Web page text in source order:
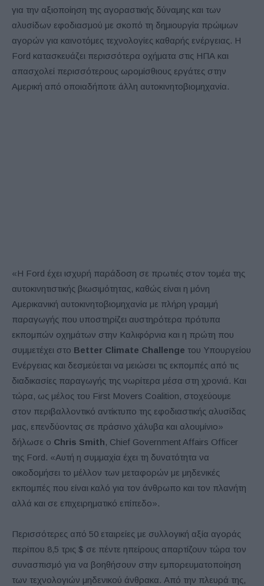
για την αξιοποίηση της αγοραστικής δύναμης και των
αλυσίδων εφοδιασμού με σκοπό τη δημιουργία πρώιμων
αγορών για καινοτόμες τεχνολογίες καθαρής ενέργειας. Η
Ford κατασκευάζει περισσότερα οχήματα στις ΗΠΑ και
απασχολεί περισσότερους ωρομίσθιους εργάτες στην
Αμερική από οποιαδήποτε άλλη αυτοκινητοβιομηχανία.
«Η Ford έχει ισχυρή παράδοση σε πρωτιές στον τομέα της
αυτοκινητιστικής βιωσιμότητας, καθώς είναι η μόνη
Αμερικανική αυτοκινητοβιομηχανία με πλήρη γραμμή
παραγωγής που υποστηρίζει αυστηρότερα πρότυπα
εκπομπών οχημάτων στην Καλιφόρνια και η πρώτη που
συμμετέχει στο Better Climate Challenge του Υπουργείου
Ενέργειας και δεσμεύεται να μειώσει τις εκπομπές από τις
διαδικασίες παραγωγής της νωρίτερα μέσα στη χρονιά. Και
τώρα, ως μέλος του First Movers Coalition, στοχεύουμε
στον περιβαλλοντικό αντίκτυπο της εφοδιαστικής αλυσίδας
μας, επενδύοντας σε πράσινο χάλυβα και αλουμίνιο»
δήλωσε ο Chris Smith, Chief Government Affairs Officer
της Ford. «Αυτή η συμμαχία έχει τη δυνατότητα να
οικοδομήσει το μέλλον των μεταφορών με μηδενικές
εκπομπές που είναι καλό για τον άνθρωπο και τον πλανήτη
αλλά και σε επιχειρηματικό επίπεδο».
Περισσότερες από 50 εταιρείες με συλλογική αξία αγοράς
περίπου 8,5 τρις $ σε πέντε ηπείρους απαρτίζουν τώρα τον
συνασπισμό για να βοηθήσουν στην εμπορευματοποίηση
των τεχνολογιών μηδενικού άνθρακα. Από την πλευρά της,